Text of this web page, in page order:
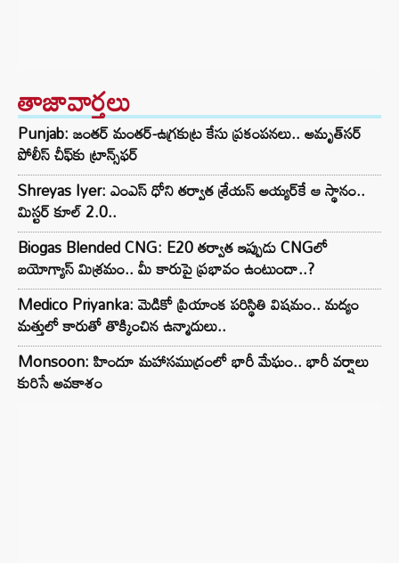
తాజావార్తలు
Punjab: జంతర్ మంతర్-ఉగ్రకుట్ర కేసు ప్రకంపనలు.. అమృత్‌సర్
పోలీస్ చీఫ్‌కు ట్రాన్స్‌ఫర్
Shreyas Iyer: ఎంఎస్ ధోని తర్వాత శ్రేయస్ అయ్యర్‌కే ఆ స్థానం..
మిస్టర్ కూల్ 2.0..
Biogas Blended CNG: E20 తర్వాత ఇప్పుడు CNGలో
బయోగ్యాస్ మిశ్రమం.. మీ కారుపై ప్రభావం ఉంటుందా..?
Medico Priyanka: మెడికో ప్రియాంక పరిస్థితి విషమం.. మద్యం
మత్తులో కారుతో తొక్కించిన ఉన్మాదులు..
Monsoon: హిందూ మహాసముద్రంలో భారీ మేఘం.. భారీ వర్షాలు
కురిసే అవకాశం